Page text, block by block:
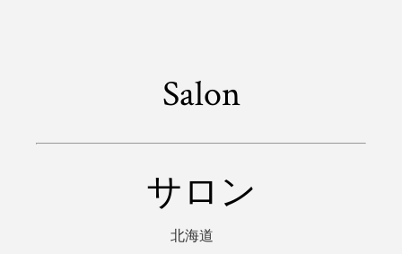
Salon
サロン
北海道